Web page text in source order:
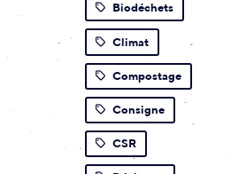
Biodéchets
Climat
Compostage
Consigne
CSR